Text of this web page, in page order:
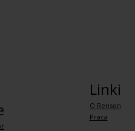
Linki
O Renson
Praca